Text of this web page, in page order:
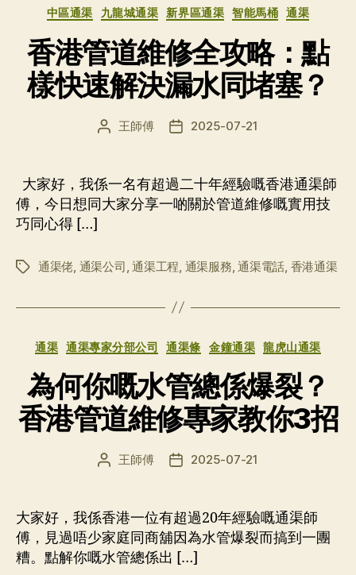
分
中區通渠 九龍城通渠 新界區通渠 智能馬桶 通渠
香港管道維修全攻略：點
樣快速解決漏水同堵塞？
文
者
王師傅
发
期
2025-07-21
大家好，我係一名有超過二十年經驗嘅香港通渠師
傅，今日想同大家分享一啲關於管道維修嘅實用技
巧同心得 […]
标
通渠佬 通渠公司 ,通渠工程 通渠服務 ,通渠電話 香港通渠
分
通渠 通渠專家分部公司 通渠條 金鐘通渠 龍虎山通渠
為何你嘅水管總係爆裂？
香港管道維修專家教你3招
文
者
王師傅
发
期
2025-07-21
大家好，我係香港一位有超過20年經驗嘅通渠師
傅，見過唔少家庭同商舖因為水管爆裂而搞到一團
糟。點解你嘅水管總係出 […]